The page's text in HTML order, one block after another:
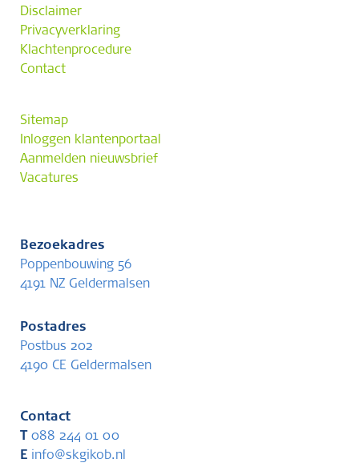
Disclaimer
Privacyverklaring
Klachtenprocedure
Contact
Sitemap
Inloggen klantenportaal
Aanmelden nieuwsbrief
Vacatures
Bezoekadres
Poppenbouwing 56
4191 NZ Geldermalsen
Postadres
Postbus 202
4190 CE Geldermalsen
Contact
088 244 01 00
E info@skgikob.nl